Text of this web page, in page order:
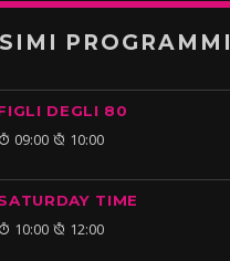
PROGRAMMI
DEGLI 80
09:00 10:00
TIME
10:00 12:00